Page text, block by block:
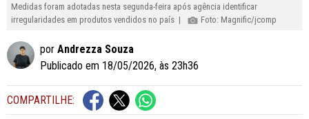
Medidas foram adotadas nesta segunda-feira após agência identificar
irregularidades em produtos vendidos no país |
Foto: Magnific/jcomp
por Andrezza Souza
Publicado em 18/05/2026, às 23h36
COMPARTILHE: